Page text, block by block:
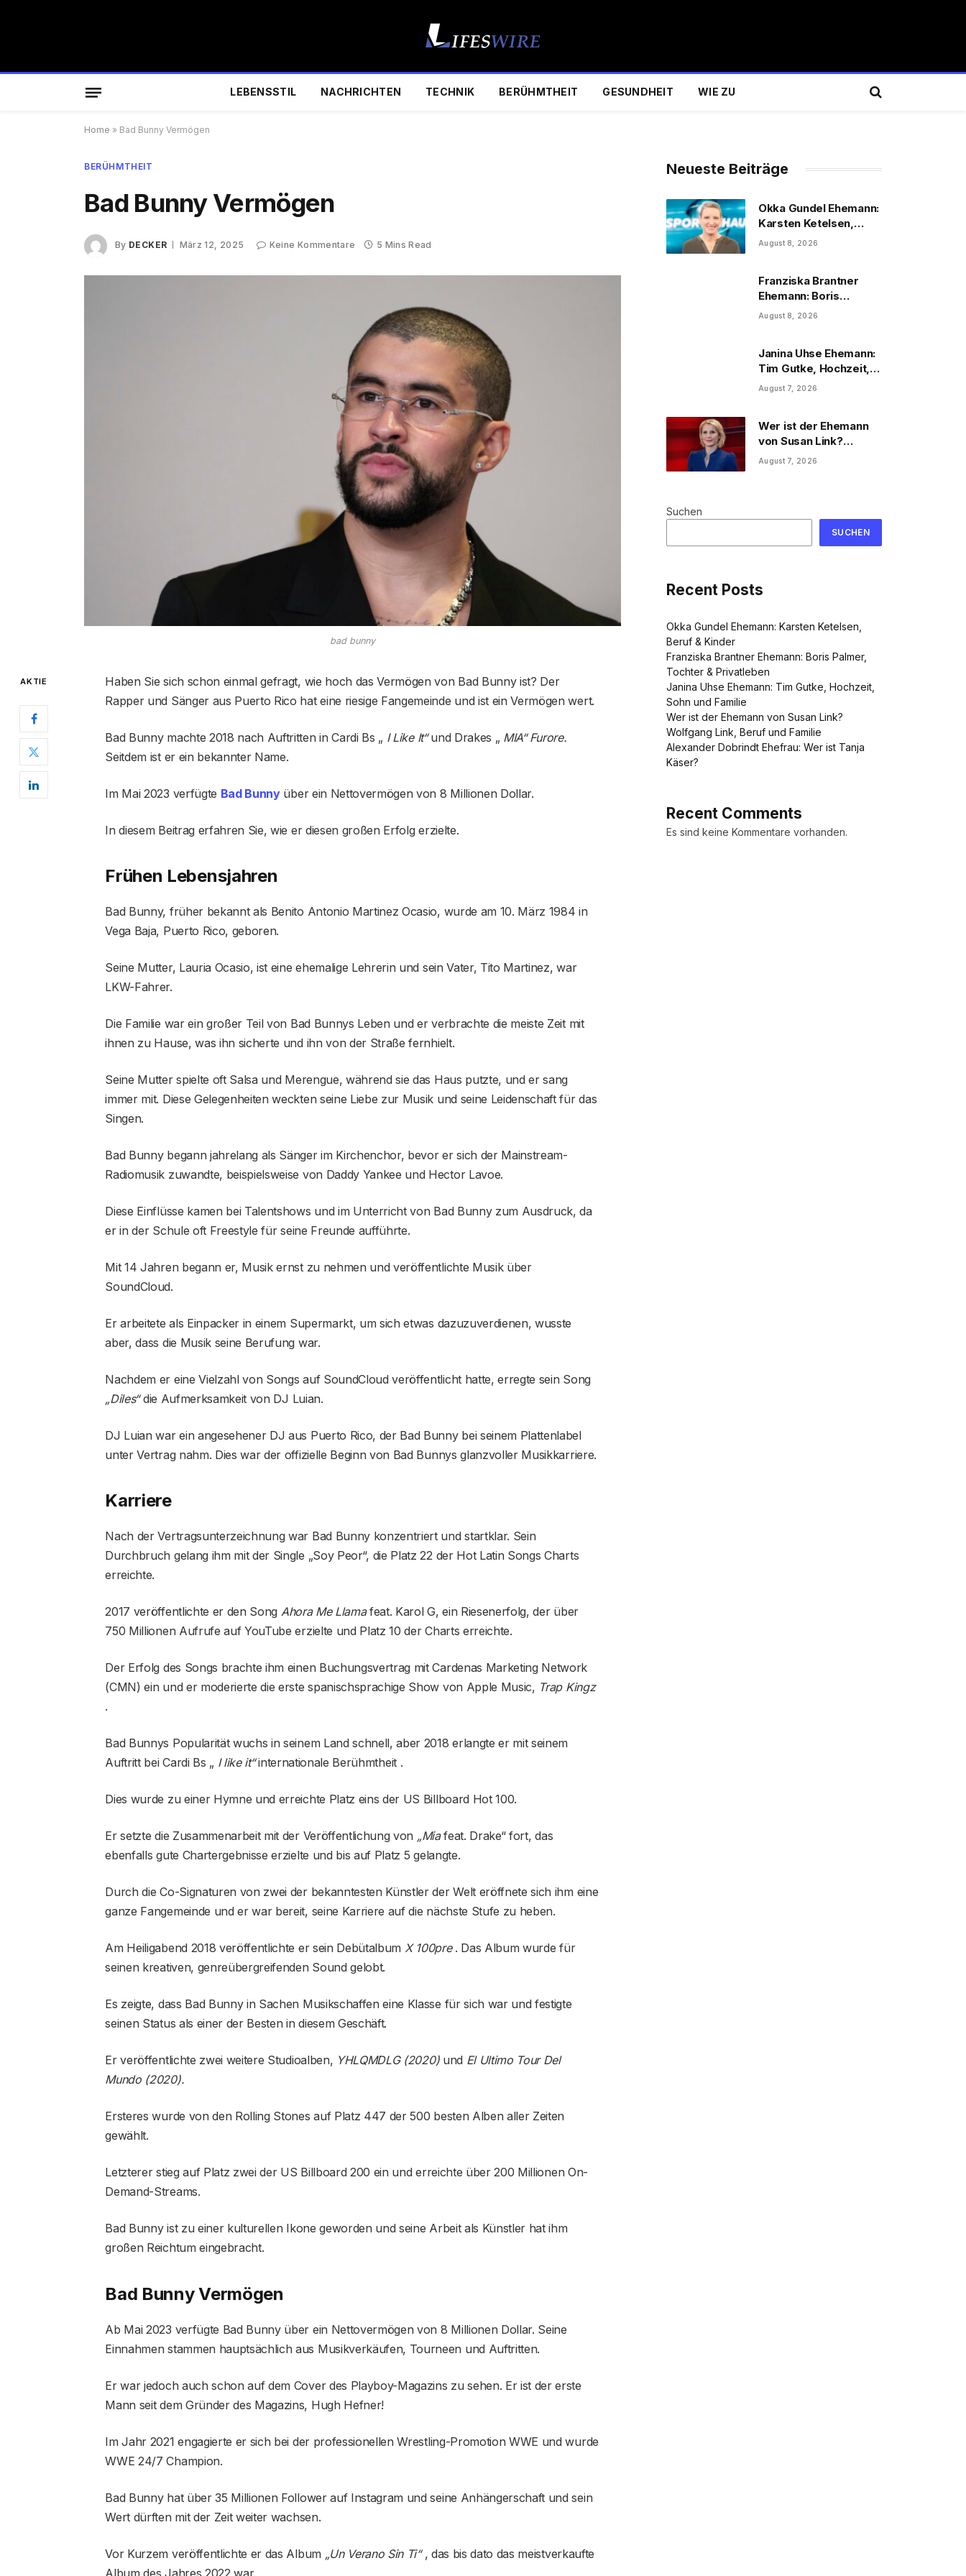
LEBENSSTIL NACHRICHTEN TECHNIK BERÜHMTHEIT GESUNDHEIT WIE ZU
Home » Bad Bunny Vermögen
BERÜHMTHEIT
Bad Bunny Vermögen
By DECKER März 12, 2025 Keine Kommentare 5 Mins Read
bad bunny
AKTIE
Haben Sie sich schon einmal gefragt, wie hoch das Vermögen von Bad Bunny ist? Der
Rapper und Sänger aus Puerto Rico hat eine riesige Fangemeinde und ist ein Vermögen wert.
Bad Bunny machte 2018 nach Auftritten in Cardi Bs „ I Like It“und Drakes „ MIA“ Furore.
Seitdem ist er ein bekannter Name.
Im Mai 2023 verfügte Bad Bunnyüber ein Nettovermögen von 8 Millionen Dollar.
In diesem Beitrag erfahren Sie, wie er diesen großen Erfolg erzielte.
Frühen Lebensjahren
Bad Bunny, früher bekannt als Benito Antonio Martinez Ocasio, wurde am 10. März 1984 in
Vega Baja, Puerto Rico, geboren.
Seine Mutter, Lauria Ocasio, ist eine ehemalige Lehrerin und sein Vater, Tito Martinez, war
LKW-Fahrer.
Die Familie war ein großer Teil von Bad Bunnys Leben und er verbrachte die meiste Zeit mit
ihnen zu Hause, was ihn sicherte und ihn von der Straße fernhielt.
Seine Mutter spielte oft Salsa und Merengue, während sie das Haus putzte, und er sang
immer mit. Diese Gelegenheiten weckten seine Liebe zur Musik und seine Leidenschaft für das
Singen.
Bad Bunny begann jahrelang als Sänger im Kirchenchor, bevor er sich der Mainstream-
Radiomusik zuwandte, beispielsweise von Daddy Yankee und Hector Lavoe.
Diese Einflüsse kamen bei Talentshows und im Unterricht von Bad Bunny zum Ausdruck, da
er in der Schule oft Freestyle für seine Freunde aufführte.
Mit 14 Jahren begann er, Musik ernst zu nehmen und veröffentlichte Musik über
SoundCloud.
Er arbeitete als Einpacker in einem Supermarkt, um sich etwas dazuzuverdienen, wusste
aber, dass die Musik seine Berufung war.
Nachdem er eine Vielzahl von Songs auf SoundCloud veröffentlicht hatte, erregte sein Song
„Diles“die Aufmerksamkeit von DJ Luian.
DJ Luian war ein angesehener DJ aus Puerto Rico, der Bad Bunny bei seinem Plattenlabel
unter Vertrag nahm. Dies war der offizielle Beginn von Bad Bunnys glanzvoller Musikkarriere.
Karriere
Nach der Vertragsunterzeichnung war Bad Bunny konzentriert und startklar. Sein
Durchbruch gelang ihm mit der Single „Soy Peor“, die Platz 22 der Hot Latin Songs Charts
erreichte.
2017 veröffentlichte er den Song Ahora Me Llamafeat. Karol G, ein Riesenerfolg, der über
750 Millionen Aufrufe auf YouTube erzielte und Platz 10 der Charts erreichte.
Der Erfolg des Songs brachte ihm einen Buchungsvertrag mit Cardenas Marketing Network
(CMN) ein und er moderierte die erste spanischsprachige Show von Apple Music, Trap Kingz
.
Bad Bunnys Popularität wuchs in seinem Land schnell, aber 2018 erlangte er mit seinem
Auftritt bei Cardi Bs „ I like it“internationale Berühmtheit .
Dies wurde zu einer Hymne und erreichte Platz eins der US Billboard Hot 100.
Er setzte die Zusammenarbeit mit der Veröffentlichung von „Miafeat. Drake“ fort, das
ebenfalls gute Chartergebnisse erzielte und bis auf Platz 5 gelangte.
Durch die Co-Signaturen von zwei der bekanntesten Künstler der Welt eröffnete sich ihm eine
ganze Fangemeinde und er war bereit, seine Karriere auf die nächste Stufe zu heben.
Am Heiligabend 2018 veröffentlichte er sein Debütalbum X 100pre. Das Album wurde für
seinen kreativen, genreübergreifenden Sound gelobt.
Es zeigte, dass Bad Bunny in Sachen Musikschaffen eine Klasse für sich war und festigte
seinen Status als einer der Besten in diesem Geschäft.
Er veröffentlichte zwei weitere Studioalben, YHLQMDLG (2020)und El Ultimo Tour Del
Mundo (2020).
Ersteres wurde von den Rolling Stones auf Platz 447 der 500 besten Alben aller Zeiten
gewählt.
Letzterer stieg auf Platz zwei der US Billboard 200 ein und erreichte über 200 Millionen On-
Demand-Streams.
Bad Bunny ist zu einer kulturellen Ikone geworden und seine Arbeit als Künstler hat ihm
großen Reichtum eingebracht.
Bad Bunny Vermögen
Ab Mai 2023 verfügte Bad Bunny über ein Nettovermögen von 8 Millionen Dollar. Seine
Einnahmen stammen hauptsächlich aus Musikverkäufen, Tourneen und Auftritten.
Er war jedoch auch schon auf dem Cover des Playboy-Magazins zu sehen. Er ist der erste
Mann seit dem Gründer des Magazins, Hugh Hefner!
Im Jahr 2021 engagierte er sich bei der professionellen Wrestling-Promotion WWE und wurde
WWE 24/7 Champion.
Bad Bunny hat über 35 Millionen Follower auf Instagram und seine Anhängerschaft und sein
Wert dürften mit der Zeit weiter wachsen.
Vor Kurzem veröffentlichte er das Album „Un Verano Sin Ti“, das bis dato das meistverkaufte
Album des Jahres 2022 war.
Neueste Beiträge
Okka Gundel Ehemann:
Karsten Ketelsen,
Beruf & Kinder
August 8, 2026
Franziska Brantner
Ehemann: Boris
Palmer, Tochter &
August 8, 2026
Janina Uhse Ehemann:
Tim Gutke, Hochzeit,
Sohn und Familie
August 7, 2026
Wer ist der Ehemann
von Susan Link?
Wolfgang Link, Beruf
August 7, 2026
Suchen
SUCHEN
Recent Posts
Okka Gundel Ehemann: Karsten Ketelsen,
Beruf & Kinder
Franziska Brantner Ehemann: Boris Palmer,
Tochter & Privatleben
Janina Uhse Ehemann: Tim Gutke, Hochzeit,
Sohn und Familie
Wer ist der Ehemann von Susan Link?
Wolfgang Link, Beruf und Familie
Alexander Dobrindt Ehefrau: Wer ist Tanja
Käser?
Recent Comments
Es sind keine Kommentare vorhanden.